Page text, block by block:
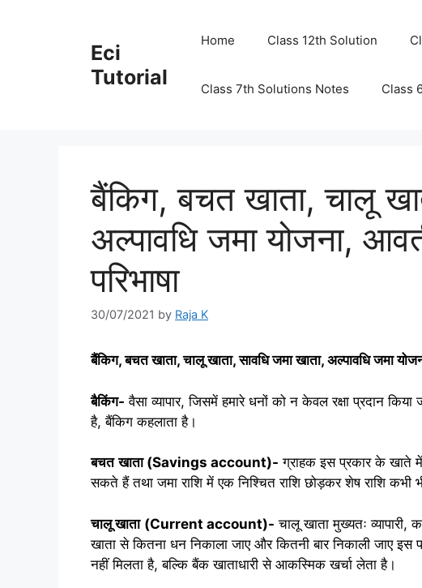
Eci
Tutorial
Home Class 12th Solution
Class 7th Solutions Notes Class
बैंकिग, बचत खाता, चालू
अल्पावधि जमा योजना,
परिभाषा
30/07/2021 by Raja K
बैंकिग, बचत खाता, चालू खाता, सावधि जमा खाता, अल्पावधि जमा
बैकिंग- वैसा व्यापार, जिसमें हमारे धनों को न केवल रक्षा प्रदान
है, बैंकिग कहलाता है।
बचत खाता (Savings account)- ग्राहक इस प्रकार के खाते
सकते हैं तथा जमा राशि में एक निश्चित राशि छोड़कर शेष राशि कभी
चालू खाता (Current account)- चालू खाता मुख्यतः व्यापारी,
खाता से कितना धन निकाला जाए और कितनी बार निकाली जाए इस
नहीं मिलता है, बल्कि बैंक खाताधारी से आकस्मिक खर्चा लेता है।